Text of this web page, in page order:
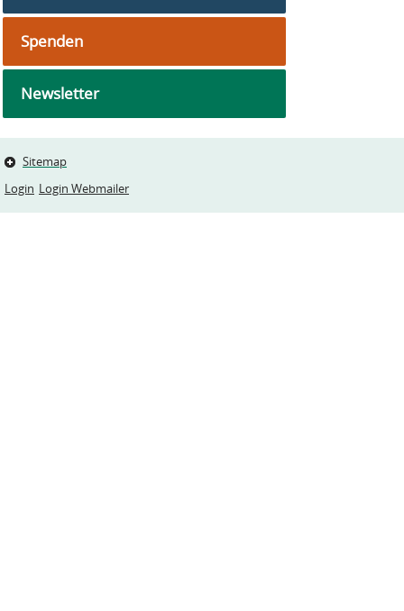
Spenden
Newsletter
Sitemap
Login Login Webmailer